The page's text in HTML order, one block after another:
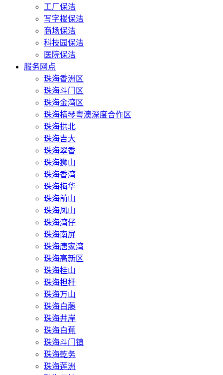
工厂保洁
写字楼保洁
商场保洁
科技园保洁
医院保洁
服务网点
珠海香洲区
珠海斗门区
珠海金湾区
珠海横琴粤澳深度合作区
珠海拱北
珠海吉大
珠海翠香
珠海狮山
珠海香湾
珠海梅华
珠海前山
珠海凤山
珠海湾仔
珠海南屏
珠海唐家湾
珠海高新区
珠海桂山
珠海担杆
珠海万山
珠海白藤
珠海井岸
珠海白蕉
珠海斗门镇
珠海乾务
珠海莲洲